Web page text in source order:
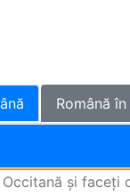
Română